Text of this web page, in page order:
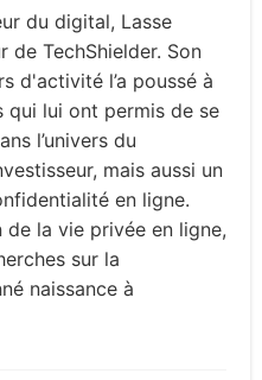
du digital, Lasse
de TechShielder. Son
d'activité l’a poussé à
qui lui ont permis de se
l’univers du
mais aussi un
en ligne.
la vie privée en ligne,
sur la
naissance à